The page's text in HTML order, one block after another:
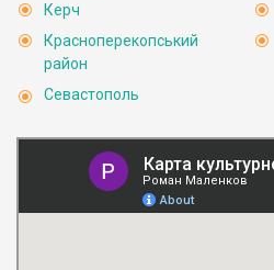
Керч
Красноперекопський
район
Севастополь